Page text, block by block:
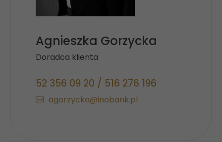
Agnieszka Gorzycka
Doradca klienta
52 356 09 20 / 516 276 196
agorzycka@inobank.pl